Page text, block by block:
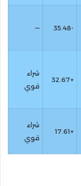
-35.48
—
+32.67
شراء
قوي
+17.61
شراء
قوي